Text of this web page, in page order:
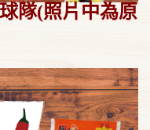
隊(照片中為原